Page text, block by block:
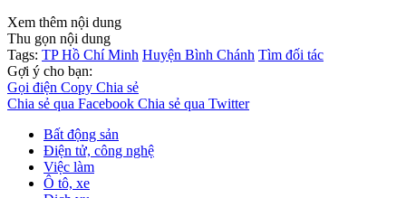
Xem thêm nội dung
Thu gọn nội dung
Tags: TP Hồ Chí Minh Huyện Bình Chánh Tìm đối tác
Gợi ý cho bạn:
Gọi điện Copy Chia sẻ
Chia sẻ qua Facebook Chia sẻ qua Twitter
Bất động sản
Điện tử, công nghệ
Việc làm
Ô tô, xe